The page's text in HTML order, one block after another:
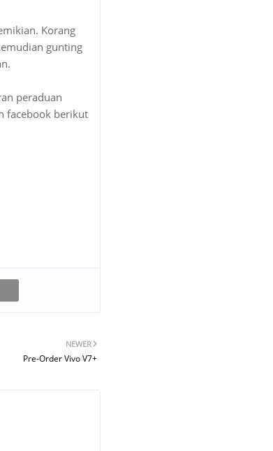
Korang
gunting
peraduan
facebook berikut
NEWER
Pre-Order Vivo V7+